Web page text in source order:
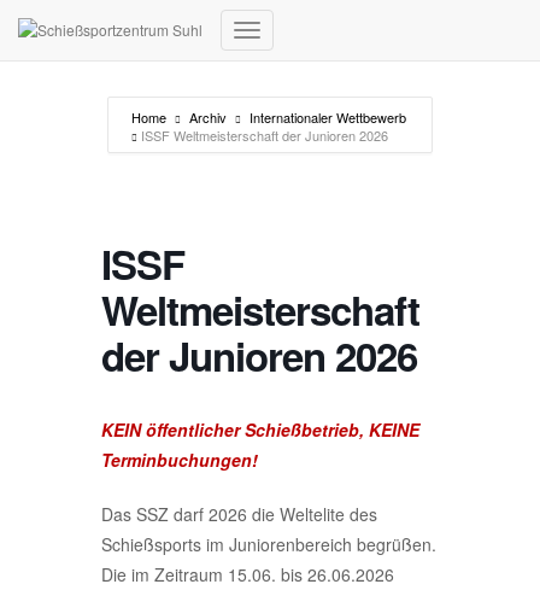
Navigation umschalten
Home Archiv
Internationaler Wettbewerb
ISSF Weltmeisterschaft der Junioren 2026
ISSF
Weltmeisterschaft
der Junioren 2026
KEIN öffentlicher Schießbetrieb, KEINE
Terminbuchungen!
Das SSZ darf 2026 die Weltelite des
Schießsports im Juniorenbereich begrüßen.
Die im Zeitraum 15.06. bis 26.06.2026